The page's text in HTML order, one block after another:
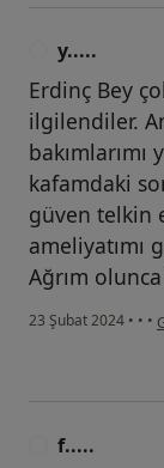
y.....
Erdinç Bey
ilgilendiler.
kafamdaki
güven telkin
ameliyatımı
Ağrım
23 Şubat 2024 • • •
f.....